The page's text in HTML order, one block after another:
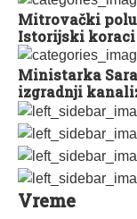
Vreme
Mitrovački
Istorijski koraci
Ministarka
izgradnji